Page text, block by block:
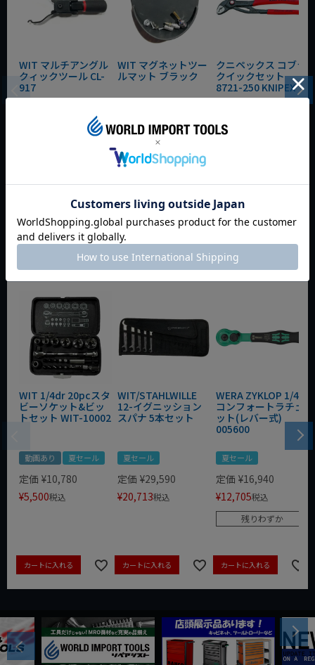
WIT マルチアングル
クィックツール CL-
917
夏セール
カートに入れる
WIT マグネットツー
ルマット ブラック
動画あり 夏セール
定価
¥3,465税込
カートに入れる
クニペックス コブラ
クイックセット
8721-250 KNIPEX
動画あり
カートに入れる
今週のおすすめアイテム
WIT 1/4dr 20pcスタ
ビーソケット&ビッ
トセット WIT-10002
動画あり 夏セール
定価 ¥10,780
¥5,500税込
カートに入れる
WIT/STAHLWILLE
12-イグニッション
スパナ 5本セット
夏セール
定価 ¥29,590
¥20,713税込
カートに入れる
WERA ZYKLOP 1/4"
コンフォートラチェ
ット(レバー式)
005600
夏セール
定価 ¥16,940
¥12,705税込
残りわずか
カートに入れる
Previous
Next